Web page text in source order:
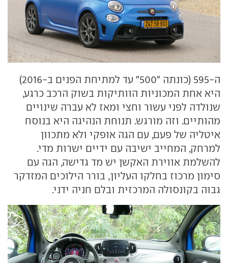
ה-595 (כונתה "500" עד למתיחת הפנים ב-2016)
היא אחת המכוניות הוותיקות בשוק הרכב כרגע,
שנולדה לפני עשור וחצי ומאז לא עברה שינויים
מהותיים. וזה מורגש. תנוחת הנהיגה היא בנוסח
איטליה של פעם, עם הגה אופקי ולא מתכוון
למרחק, המחייב ישיבה עם ידיים ישרות מדי.
להשלמת אווירת האקשן יש מד גדישה, הגה עם
סימון מרכוז בחלקו העליון, בורר הילוכים המזדקר
גבוה בקונסולה המרכזית ובלם חניה ידני.